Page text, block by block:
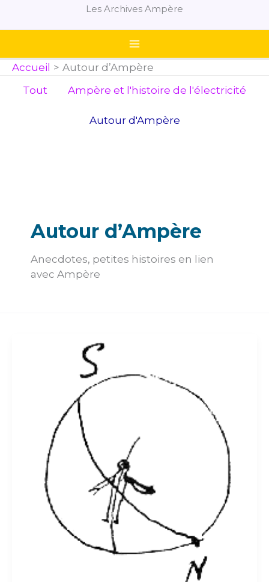
Les Archives Ampère
Accueil
Autour d’Ampère
Tout Ampère et l'histoire de l'électricité
Autour d'Ampère
Autour d’Ampère
Anecdotes, petites histoires en lien
avec Ampère